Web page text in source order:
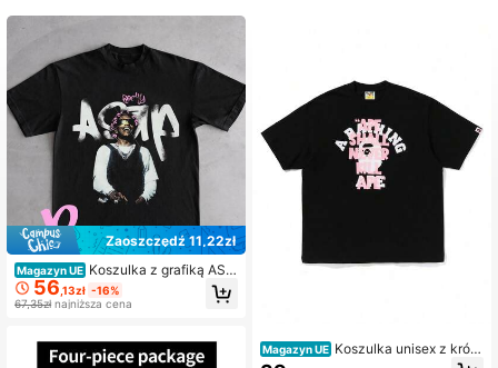
Zaoszczędź 11,22zł
Magazyn UE Koszulka z grafiką ASA
P Rocky'ego, uniwersalna koszulka
z okazji koncertu rapowego
56 ,13zł -16%
67,35złnajniższa cena
Magazyn UE Koszulka unisex z krótk
im rękawem i zabawnymi nadruka